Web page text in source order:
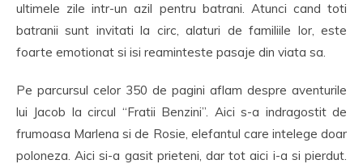
ultimele zile intr-un azil pentru batrani. Atunci cand toti
batranii sunt invitati la circ, alaturi de familiile lor, este
foarte emotionat si isi reaminteste pasaje din viata sa.
Pe parcursul celor 350 de pagini aflam despre aventurile
lui Jacob la circul “Fratii Benzini”. Aici s-a indragostit de
frumoasa Marlena si de Rosie, elefantul care intelege doar
poloneza. Aici si-a gasit prieteni, dar tot aici i-a si pierdut.